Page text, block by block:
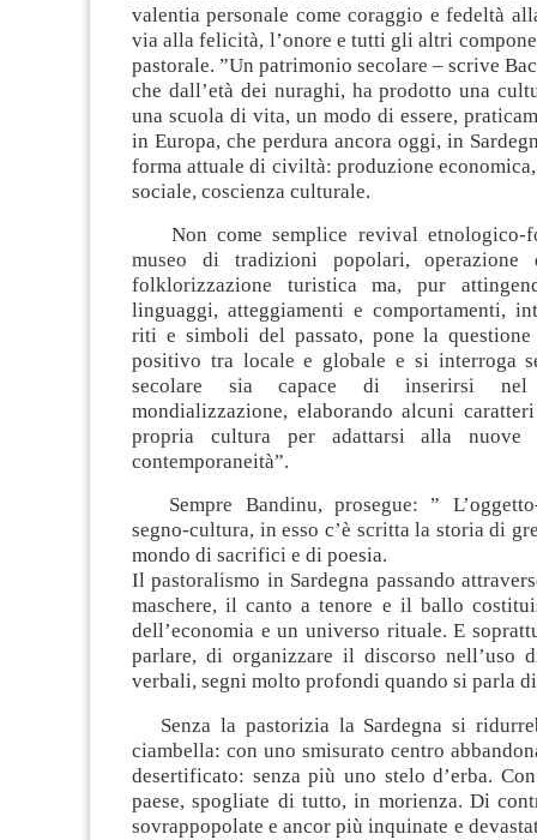
valentia personale come coraggio e fedeltà
via alla felicità, l’onore e tutti gli altri
pastorale. ”Un patrimonio secolare – scrive
che dall’età dei nuraghi, ha prodotto una
una scuola di vita, un modo di essere,
in Europa, che perdura ancora oggi, in
forma attuale di civiltà: produzione
sociale, coscienza culturale.
Non come semplice revival etnologico-
museo di tradizioni popolari,
folklorizzazione turistica ma, pur
linguaggi, atteggiamenti e comportamenti,
riti e simboli del passato, pone la
positivo tra locale e globale e si interroga
secolare sia capace di inserirsi
mondializzazione, elaborando alcuni
propria cultura per adattarsi alla nuove
contemporaneità”.
Sempre Bandinu, prosegue: ”
segno-cultura, in esso c’è scritta la storia di
mondo di sacrifici e di poesia.
Il pastoralismo in Sardegna passando
maschere, il canto a tenore e il ballo
dell’economia e un universo rituale. E
parlare, di organizzare il discorso nell’uso
verbali, segni molto profondi quando si parla
Senza la pastorizia la Sardegna si
ciambella: con uno smisurato centro
desertificato: senza più uno stelo d’erba.
paese, spogliate di tutto, in morienza. Di
sovrappopolate e ancor più inquinate e